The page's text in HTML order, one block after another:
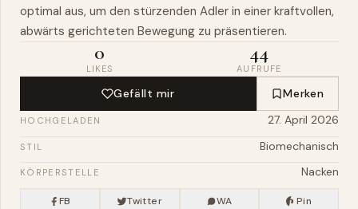
optimal aus, um den stürzenden Adler in einer kraftvollen,
abwärts gerichteten Bewegung zu präsentieren.
0
LIKES
44
AUFRUFE
Gefällt mir Merken
HOCHGELADEN 27. April 2026
STIL Biomechanisch
KÖRPERSTELLE Nacken
FB Twitter WA Pin